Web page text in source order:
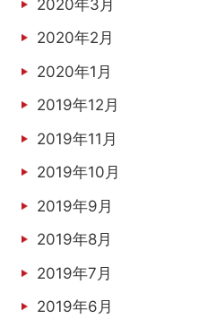
2020年3月
2020年2月
2020年1月
2019年12月
2019年11月
2019年10月
2019年9月
2019年8月
2019年7月
2019年6月